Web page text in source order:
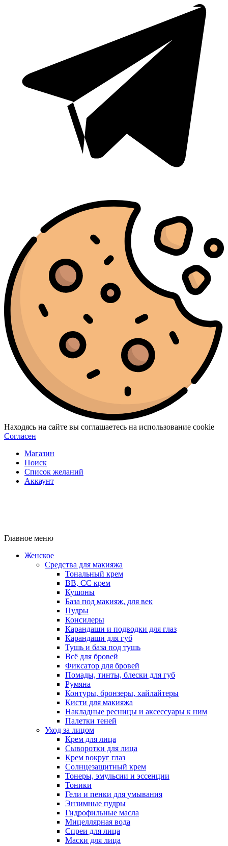
Находясь на сайте вы соглашаетесь на использование cookie
Согласен
Магазин
Поиск
Список желаний
Аккаунт
Главное меню
Женское
Средства для макияжа
Тональный крем
BB, CC крем
Кушоны
База под макияж, для век
Пудры
Консилеры
Карандаши и подводки для глаз
Карандаши для губ
Тушь и база под тушь
Всё для бровей
Фиксатор для бровей
Помады, тинты, блески для губ
Румяна
Контуры, бронзеры, хайлайтеры
Кисти для макияжа
Накладные ресницы и аксессуары к ним
Палетки теней
Уход за лицом
Крем для лица
Сыворотки для лица
Крем вокруг глаз
Солнцезащитный крем
Тонеры, эмульсии и эссенции
Тоники
Гели и пенки для умывания
Энзимные пудры
Гидрофильные масла
Мицеллярная вода
Спреи для лица
Маски для лица